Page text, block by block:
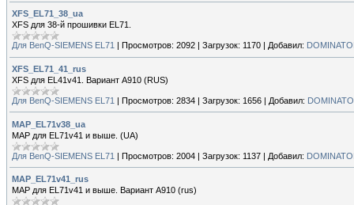
XFS_EL71_38_ua
XFS для 38-й прошивки EL71.
Для BenQ-SIEMENS EL71 Просмотров: 2092 Загрузок: 1170 Добавил:
XFS_EL71_41_rus
XFS для EL41v41. Вариант А910 (RUS)
Для BenQ-SIEMENS EL71 | Просмотров: 2834 | Загрузок: 1656 | Добавил:
MAP_EL71v38_ua
MAP для EL71v41 и выше. (UA)
Для BenQ-SIEMENS EL71 | Просмотров: 2004 | Загрузок: 1137 | Добавил:
MAP_EL71v41_rus
MAP для EL71v41 и выше. Вариант A910 (rus)